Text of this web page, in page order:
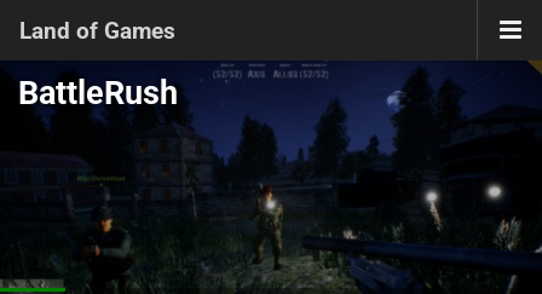
Land of Games
BattleRush